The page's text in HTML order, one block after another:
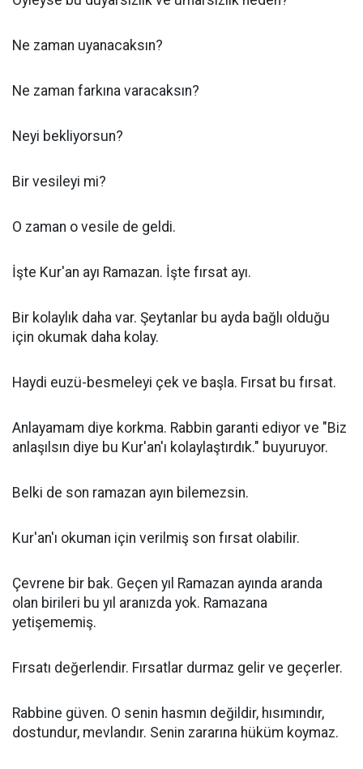
Ne zaman uyanacaksın?
Ne zaman farkına varacaksın?
Neyi bekliyorsun?
Bir vesileyi mi?
O zaman o vesile de geldi.
İşte Kur'an ayı Ramazan. İşte fırsat ayı.
Bir kolaylık daha var. Şeytanlar bu ayda bağlı olduğu
için okumak daha kolay.
Haydi euzü-besmeleyi çek ve başla. Fırsat bu fırsat.
Anlayamam diye korkma. Rabbin garanti ediyor ve "Biz
anlaşılsın diye bu Kur'an'ı kolaylaştırdık." buyuruyor.
Belki de son ramazan ayın bilemezsin.
Kur'an'ı okuman için verilmiş son fırsat olabilir.
Çevrene bir bak. Geçen yıl Ramazan ayında aranda
olan birileri bu yıl aranızda yok. Ramazana
yetişememiş.
Fırsatı değerlendir. Fırsatlar durmaz gelir ve geçerler.
Rabbine güven. O senin hasmın değildir, hısımındır,
dostundur, mevlandır. Senin zararına hüküm koymaz.